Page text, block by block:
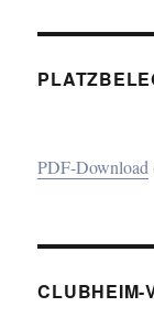
PDF-Download
CLUBHEIM-